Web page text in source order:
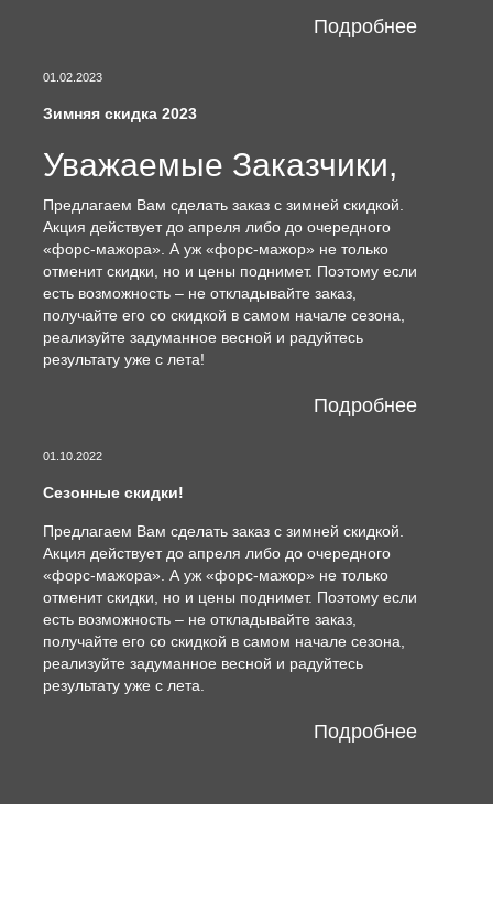
Подробнее
01.02.2023
Зимняя скидка 2023
Уважаемые Заказчики,
Предлагаем Вам сделать заказ с зимней скидкой.
Акция действует до апреля либо до очередного
«форс-мажора». А уж «форс-мажор» не только
отменит скидки, но и цены поднимет. Поэтому если
есть возможность – не откладывайте заказ,
получайте его со скидкой в самом начале сезона,
реализуйте задуманное весной и радуйтесь
результату уже с лета!
Подробнее
01.10.2022
Сезонные скидки!
Предлагаем Вам сделать заказ с зимней скидкой.
Акция действует до апреля либо до очередного
«форс-мажора». А уж «форс-мажор» не только
отменит скидки, но и цены поднимет. Поэтому если
есть возможность – не откладывайте заказ,
получайте его со скидкой в самом начале сезона,
реализуйте задуманное весной и радуйтесь
результату уже с лета.
Подробнее